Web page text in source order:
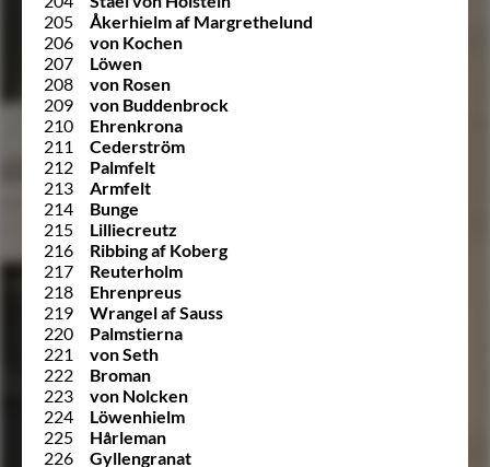
205
Åkerhielm af Margrethelund
206
von Kochen
207
Löwen
208
von Rosen
209
von Buddenbrock
210
Ehrenkrona
211
Cederström
212
Palmfelt
213
Armfelt
214
Bunge
215
Lilliecreutz
216
Ribbing af Koberg
217
Reuterholm
218
Ehrenpreus
219
Wrangel af Sauss
220
Palmstierna
221
von Seth
222
Broman
223
von Nolcken
224
Löwenhielm
225
Hårleman
226
Gyllengranat